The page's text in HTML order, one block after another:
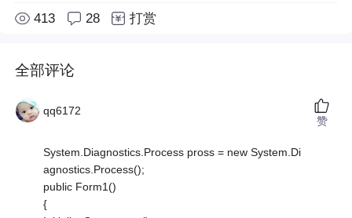
413 28 打赏
全部评论
qq6172
System.Diagnostics.Process pross = new System.Di
agnostics.Process();
public Form1()
{
赞